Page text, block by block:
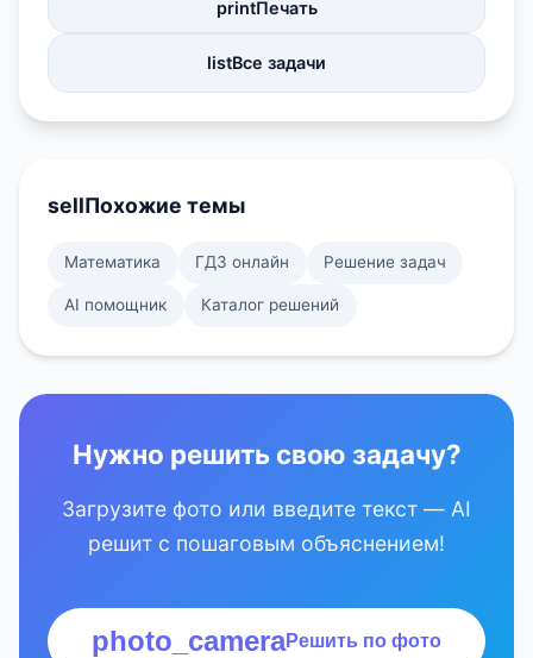
printПечать
listВсе задачи
sellПохожие темы
Математика ГДЗ онлайн Решение задач
AI помощник Каталог решений
Нужно решить свою задачу?
Загрузите фото или введите текст — AI
решит с пошаговым объяснением!
photo_cameraРешить по фото